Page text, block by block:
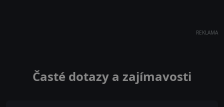
REKLAMA
Časté dotazy a zajímavosti